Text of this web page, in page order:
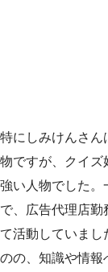
特にしみけんさん
物ですが、クイズ
強い人物でした。
で、広告代理店勤
て活動していまし
のの、知識や情報